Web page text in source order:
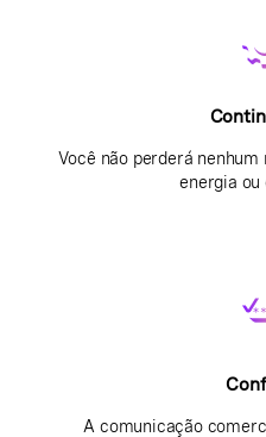
Você não perderá nenhum
energia ou
A comunicação